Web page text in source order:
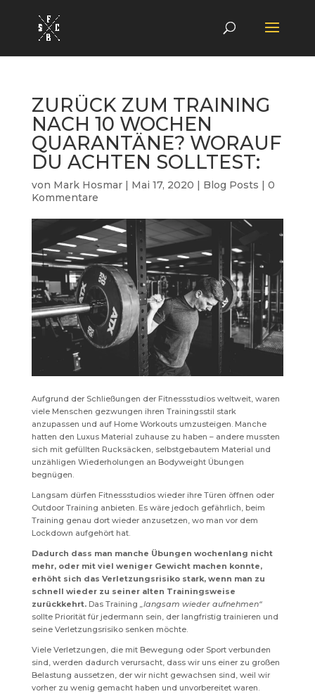
ZURÜCK ZUM TRAINING
NACH 10 WOCHEN
QUARANTÄNE? WORAUF
DU ACHTEN SOLLTEST:
von Mark Hosmar| Mai 17, 2020 | Blog Posts | 0
Kommentare
Aufgrund der Schließungen der Fitnessstudios weltweit, waren
viele Menschen gezwungen ihren Trainingsstil stark
anzupassen und auf Home Workouts umzusteigen. Manche
hatten den Luxus Material zuhause zu haben – andere mussten
sich mit gefüllten Rucksäcken, selbstgebautem Material und
unzähligen Wiederholungen an Bodyweight Übungen
begnügen.
Langsam dürfen Fitnessstudios wieder ihre Türen öffnen oder
Outdoor Training anbieten. Es wäre jedoch gefährlich, beim
Training genau dort wieder anzusetzen, wo man vor dem
Lockdown aufgehört hat.
Dadurch dass man manche Übungen wochenlang nicht
mehr, oder mit viel weniger Gewicht machen konnte,
erhöht sich das Verletzungsrisiko stark, wenn man zu
schnell wieder zu seiner alten Trainingsweise
zurückkehrt. Das Training „langsam wieder aufnehmen“
sollte Priorität für jedermann sein, der langfristig trainieren und
seine Verletzungsrisiko senken möchte.
Viele Verletzungen, die mit Bewegung oder Sport verbunden
sind, werden dadurch verursacht, dass wir uns einer zu großen
Belastung aussetzen, der wir nicht gewachsen sind, weil wir
vorher zu wenig gemacht haben und unvorbereitet waren.